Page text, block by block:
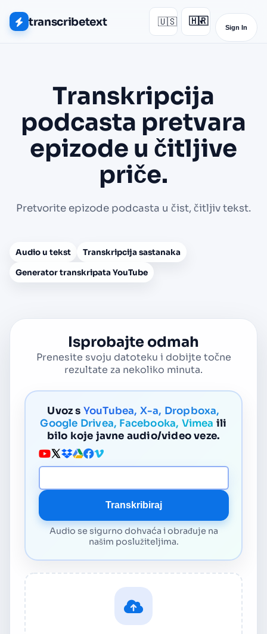
transcribetext 🇺🇸 🇭🇷
▾
Sign In
Transkripcija
podcasta pretvara
epizode u čitljive
priče.
Pretvorite epizode podcasta u čist, čitljiv tekst.
Audio u tekst
Transkripcija sastanaka
Generator transkripata YouTube
Isprobajte odmah
Prenesite svoju datoteku i dobijte točne
rezultate za nekoliko minuta.
Uvoz s YouTubea, X-a, Dropboxa,
Google Drivea, Facebooka, Vimea ili
bilo koje javne audio/video veze.
URL medija
Transkribiraj
Audio se sigurno dohvaća i obrađuje na
našim poslužiteljima.